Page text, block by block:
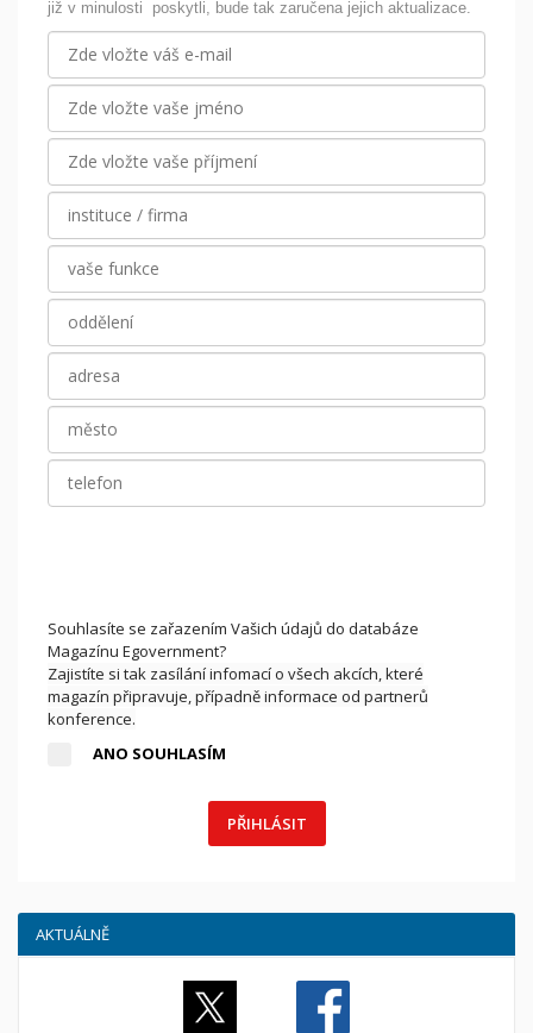
již v minulosti poskytli, bude tak zaručena jejich aktualizace.
Souhlasíte se zařazením Vašich údajů do databáze
Magazínu Egovernment?
Zajistíte si tak zasílání infomací o všech akcích, které
magazín připravuje, případně informace od partnerů
konference.
ANO SOUHLASÍM
PŘIHLÁSIT
AKTUÁLNĚ